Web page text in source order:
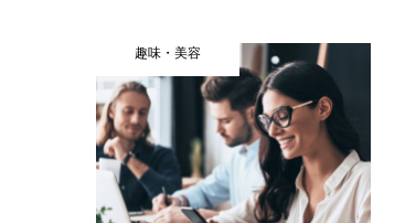
趣味・美容